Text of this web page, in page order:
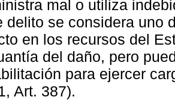
mal o utiliza
delito se considera uno
en los recursos del
del daño, pero
para ejercer
Art. 387).